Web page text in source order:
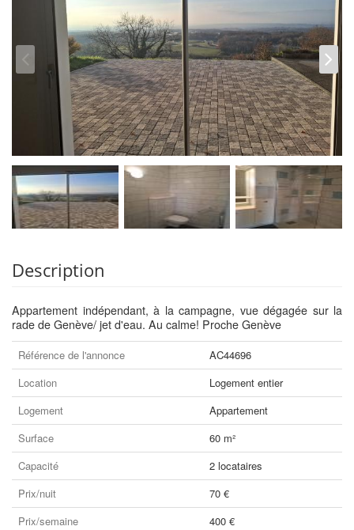
Description
Appartement indépendant, à la campagne, vue dégagée sur la
rade de Genève/ jet d'eau. Au calme! Proche Genève
Référence de l'annonce
AC44696
Location
Logement entier
Logement
Appartement
Surface
60 m²
Capacité
2 locataires
Prix/nuit
70 €
Prix/semaine
400 €